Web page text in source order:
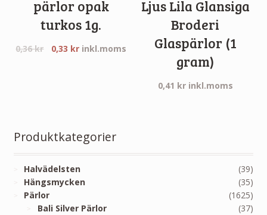
pärlor opak
turkos 1g.
0,36kr 0,33 kr inkl.moms
Ljus Lila Glansiga
Broderi
Glaspärlor (1
gram)
0,41 kr inkl.moms
Produktkategorier
Halvädelsten
(39)
Hängsmycken
(35)
Pärlor
(1625)
Bali Silver Pärlor
(37)